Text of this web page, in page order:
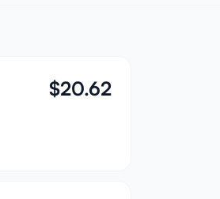
$20.62